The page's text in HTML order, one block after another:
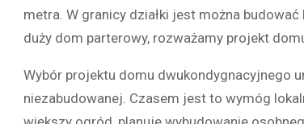
metra. W granicy działki jest można
duży dom parterowy, rozważamy projekt
Wybór projektu domu dwukondygnacyjnego
niezabudowanej. Czasem jest to wymóg